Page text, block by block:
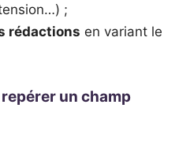
;
rédactions en variant le
un champ